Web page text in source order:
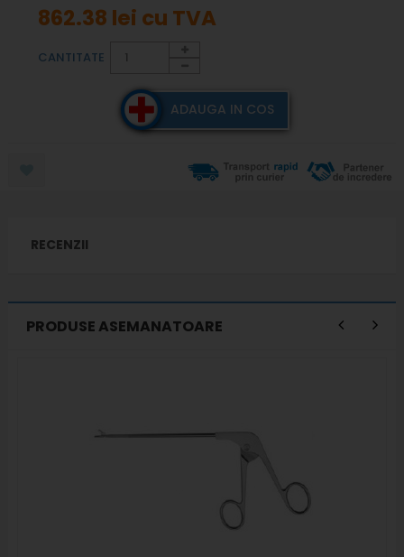
862.38 lei cu TVA
CANTITATE
ADAUGA IN COS
RECENZII
PRODUSE ASEMANATOARE